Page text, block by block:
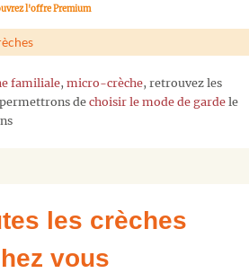
l'offre Premium
familiale, micro-crèche, retrouvez les
de choisir le mode de garde le
les crèches
vous